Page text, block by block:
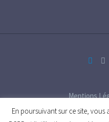
Mentions
En poursuivant sur ce site,